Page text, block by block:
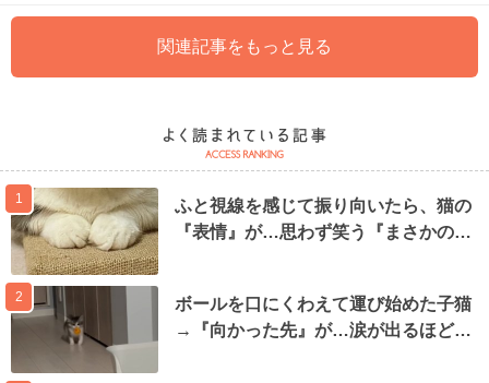
関連記事をもっと見る
1
ふと視線を感じて振り向いたら、猫の
『表情』が…思わず笑う『まさかの…
2
ボールを口にくわえて運び始めた子猫
→『向かった先』が…涙が出るほど…